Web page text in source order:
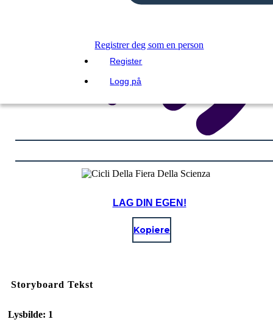
Registrer deg som en person
Register
Logg på
LAG DIN EGEN!
Kopiere
Storyboard Tekst
Lysbilde: 1